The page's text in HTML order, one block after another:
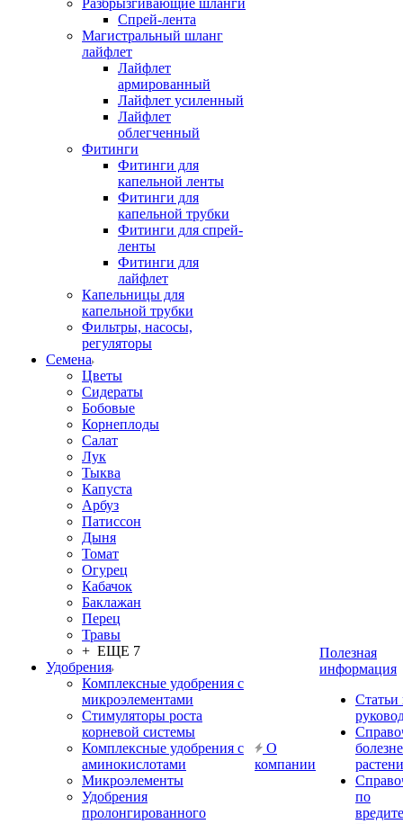
Разбрызгивающие шланги
Спрей-лента
Магистральный шланг
лайфлет
Лайфлет
армированный
Лайфлет усиленный
Лайфлет
облегченный
Фитинги
Фитинги для
капельной ленты
Фитинги для
капельной трубки
Фитинги для спрей-
ленты
Фитинги для
лайфлет
Капельницы для
капельной трубки
Фильтры, насосы,
регуляторы
Семена
Цветы
Сидераты
Бобовые
Корнеплоды
Салат
Лук
Тыква
Капуста
Арбуз
Патиссон
Дыня
Томат
Огурец
Кабачок
Баклажан
Перец
Травы
+ ЕЩЕ 7
Удобрения
Комплексные удобрения с
микроэлементами
Стимуляторы роста
корневой системы
Комплексные удобрения с
аминокислотами
Микроэлементы
Удобрения
пролонгированного
О
компании
Полезная
информация
Статьи
по